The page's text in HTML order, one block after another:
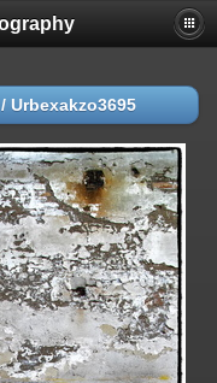
/ Urbexakzo3695